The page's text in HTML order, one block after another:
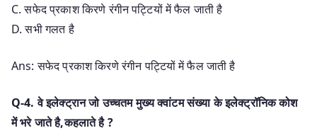
C. सफेद प्रकाश किरणे रंगीन पट्टियों में फैल जाती है
D. सभी गलत है
Ans: सफेद प्रकाश किरणे रंगीन पट्टियों में फैल जाती है
Q-4. वे इलेक्ट्रान जो उच्चतम मुख्य क्वांटम संख्या के इलेक्ट्रॉनिक कोश
में भरे जाते है,कहलाते है ?